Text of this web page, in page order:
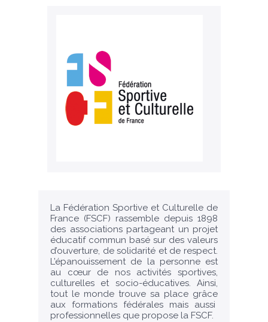
La Fédération Sportive et Culturelle de
France (FSCF) rassemble depuis 1898
des associations partageant un projet
éducatif commun basé sur des valeurs
d’ouverture, de solidarité et de respect.
L’épanouissement de la personne est
au cœur de nos activités sportives,
culturelles et socio-éducatives. Ainsi,
tout le monde trouve sa place grâce
aux formations fédérales mais aussi
professionnelles que propose la FSCF.